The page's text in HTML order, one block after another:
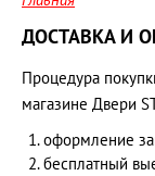
ДОСТАВКА И
Процедура
магазине Двери
оформление
бесплатный